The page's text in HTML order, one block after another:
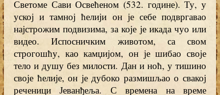
Светоме Сави Освећеном (532. године). Ту, у
уској и тамној ћелији он је себе подвргавао
најстрожим подвизима, за које је икада чуо или
видео. Испосничким животом, са свом
строгошћу, као камџијом, он је шибао своје
тело и душу без милости. Дан и ноћ, у тишино
своје ћелије, он је дубоко размишљао о свакој
реченици Јеванђеља. С времена на време